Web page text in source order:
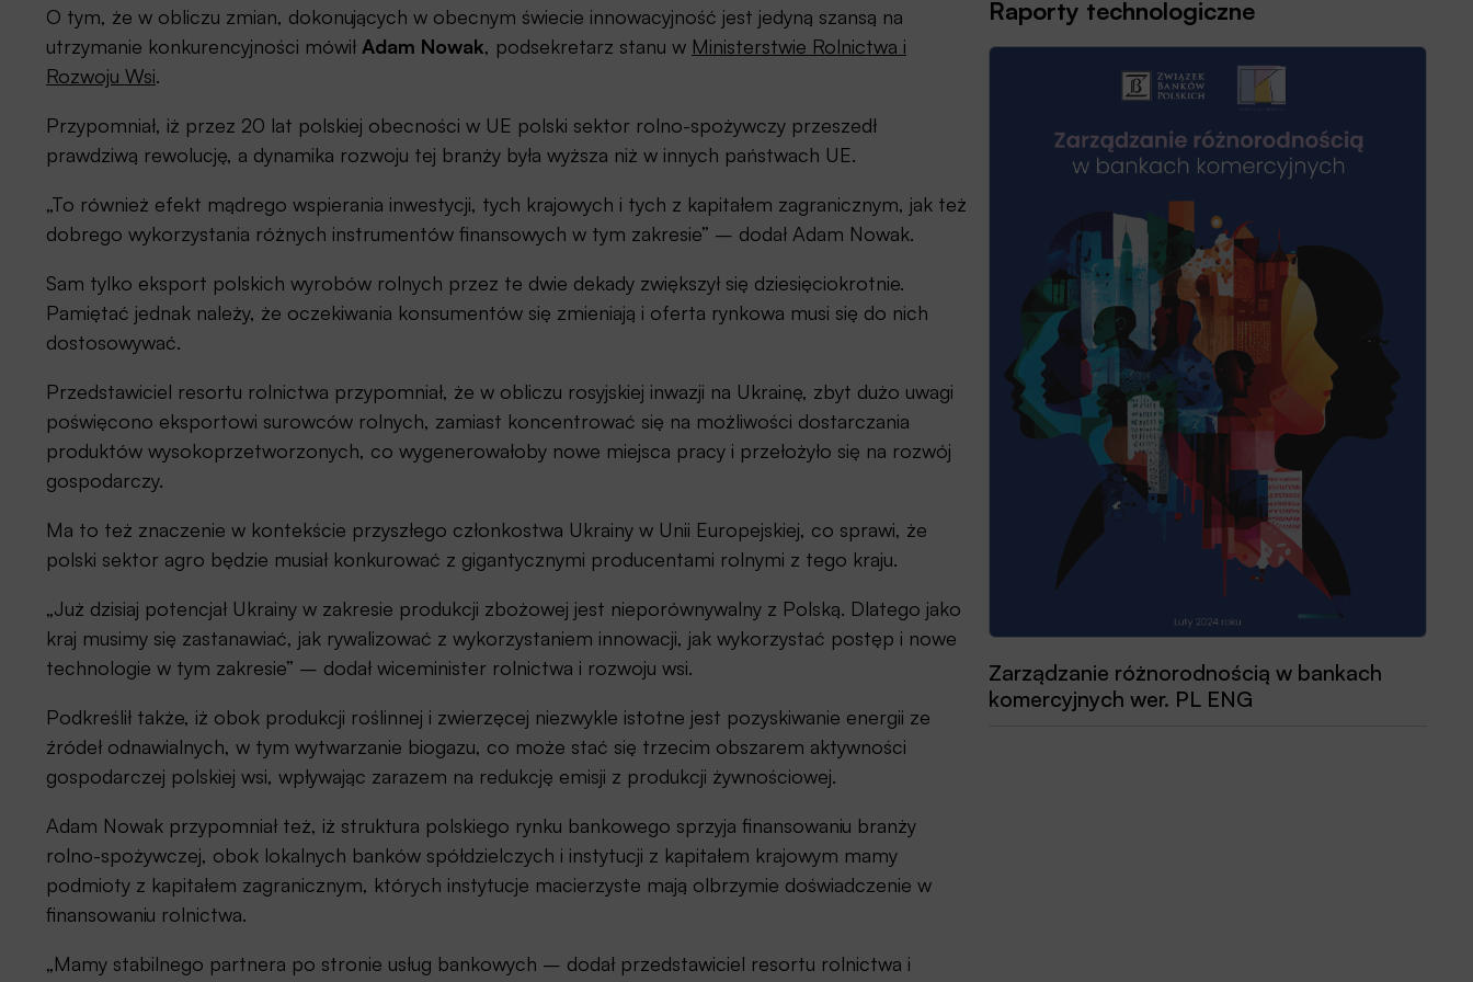
O tym, że w obliczu zmian, dokonujących w obecnym świecie innowacyjność jest jedyną szansą na
utrzymanie konkurencyjności mówił Adam Nowak, podsekretarz stanu w Ministerstwie Rolnictwa i
Rozwoju Wsi.
Przypomniał, iż przez 20 lat polskiej obecności w UE polski sektor rolno-spożywczy przeszedł
prawdziwą rewolucję, a dynamika rozwoju tej branży była wyższa niż w innych państwach UE.
„To również efekt mądrego wspierania inwestycji, tych krajowych i tych z kapitałem zagranicznym, jak też
dobrego wykorzystania różnych instrumentów finansowych w tym zakresie” – dodał Adam Nowak.
Sam tylko eksport polskich wyrobów rolnych przez te dwie dekady zwiększył się dziesięciokrotnie.
Pamiętać jednak należy, że oczekiwania konsumentów się zmieniają i oferta rynkowa musi się do nich
dostosowywać.
Przedstawiciel resortu rolnictwa przypomniał, że w obliczu rosyjskiej inwazji na Ukrainę, zbyt dużo uwagi
poświęcono eksportowi surowców rolnych, zamiast koncentrować się na możliwości dostarczania
produktów wysokoprzetworzonych, co wygenerowałoby nowe miejsca pracy i przełożyło się na rozwój
gospodarczy.
Ma to też znaczenie w kontekście przyszłego członkostwa Ukrainy w Unii Europejskiej, co sprawi, że
polski sektor agro będzie musiał konkurować z gigantycznymi producentami rolnymi z tego kraju.
„Już dzisiaj potencjał Ukrainy w zakresie produkcji zbożowej jest nieporównywalny z Polską. Dlatego jako
kraj musimy się zastanawiać, jak rywalizować z wykorzystaniem innowacji, jak wykorzystać postęp i nowe
technologie w tym zakresie” – dodał wiceminister rolnictwa i rozwoju wsi.
Podkreślił także, iż obok produkcji roślinnej i zwierzęcej niezwykle istotne jest pozyskiwanie energii ze
źródeł odnawialnych, w tym wytwarzanie biogazu, co może stać się trzecim obszarem aktywności
gospodarczej polskiej wsi, wpływając zarazem na redukcję emisji z produkcji żywnościowej.
Adam Nowak przypomniał też, iż struktura polskiego rynku bankowego sprzyja finansowaniu branży
rolno-spożywczej, obok lokalnych banków spółdzielczych i instytucji z kapitałem krajowym mamy
podmioty z kapitałem zagranicznym, których instytucje macierzyste mają olbrzymie doświadczenie w
finansowaniu rolnictwa.
„Mamy stabilnego partnera po stronie usług bankowych – dodał przedstawiciel resortu rolnictwa i
Raporty technologiczne
Zarządzanie różnorodnością w bankach
komercyjnych wer. PL ENG
Przewodnik dobrych praktyk 2025